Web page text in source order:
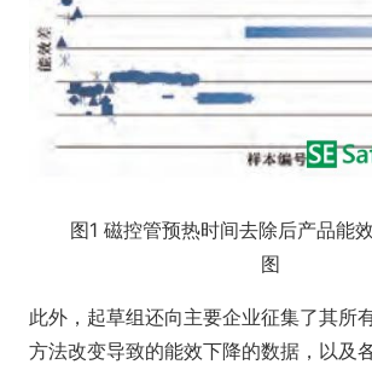
图1 磁控管预热时间去除后产品能
图
此外，起草组还向主要企业征集了其所
方法改变导致的能效下降的数据，以及